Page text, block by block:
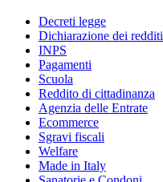
Decreti legge
Dichiarazione dei redditi
INPS
Pagamenti
Scuola
Reddito di cittadinanza
Agenzia delle Entrate
Ecommerce
Sgravi fiscali
Welfare
Made in Italy